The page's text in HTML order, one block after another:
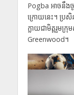
Pogba អាចនឹង
ក្រោយនេះ។ ប្រសិ
ក្លាយជាមិត្តរួមក្
Greenwood។